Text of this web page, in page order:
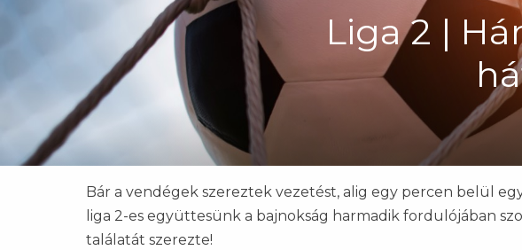
Liga 2 |
Bár a vendégek szereztek vezetést, alig egy percen belül
liga 2-es együttesünk a bajnokság harmadik fordulójában
találatát szerezte!